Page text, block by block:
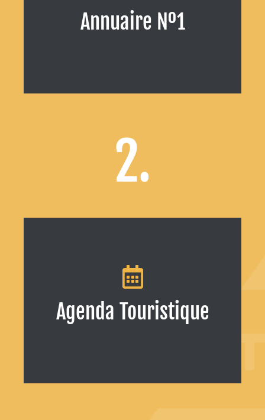
Annuaire Nº1
EN SAVOIR +
2.
Agenda Touristique
Ajoutez vos événements à l'agenda
EN SAVOIR +